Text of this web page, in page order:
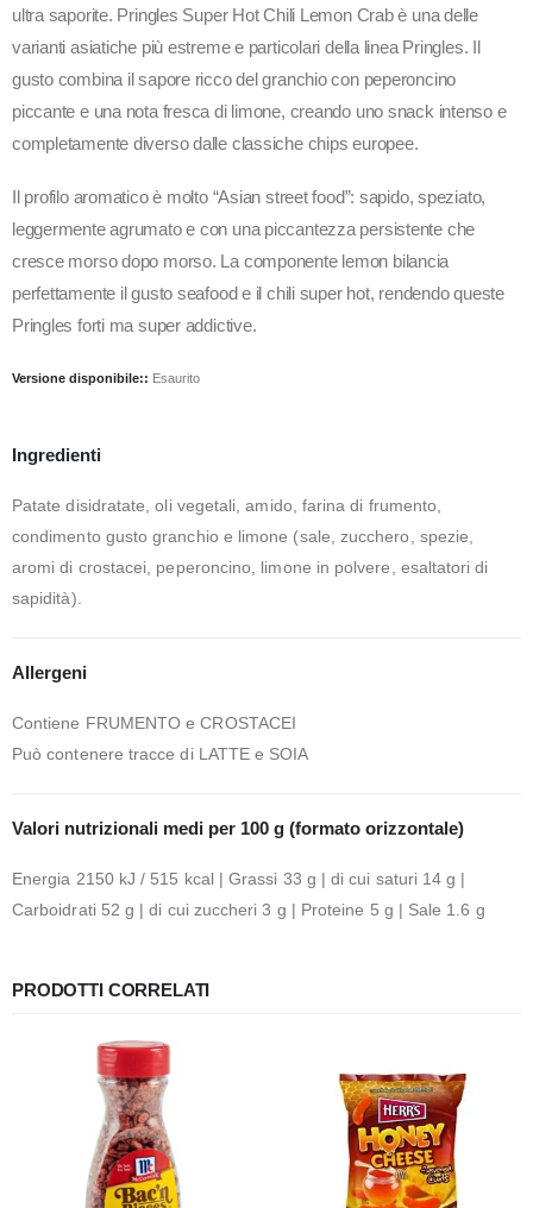
ultra saporite. Pringles Super Hot Chili Lemon Crab è una delle
varianti asiatiche più estreme e particolari della linea Pringles. Il
gusto combina il sapore ricco del granchio con peperoncino
piccante e una nota fresca di limone, creando uno snack intenso e
completamente diverso dalle classiche chips europee.
Il profilo aromatico è molto “Asian street food”: sapido, speziato,
leggermente agrumato e con una piccantezza persistente che
cresce morso dopo morso. La componente lemon bilancia
perfettamente il gusto seafood e il chili super hot, rendendo queste
Pringles forti ma super addictive.
Versione disponibile:: Esaurito
Ingredienti
Patate disidratate, oli vegetali, amido, farina di frumento,
condimento gusto granchio e limone (sale, zucchero, spezie,
aromi di crostacei, peperoncino, limone in polvere, esaltatori di
sapidità).
Allergeni
Contiene FRUMENTO e CROSTACEI
Può contenere tracce di LATTE e SOIA
Valori nutrizionali medi per 100 g (formato orizzontale)
Energia 2150 kJ / 515 kcal | Grassi 33 g | di cui saturi 14 g |
Carboidrati 52 g | di cui zuccheri 3 g | Proteine 5 g | Sale 1.6 g
PRODOTTI CORRELATI